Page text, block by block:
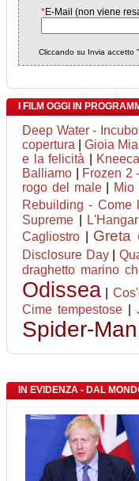
*E-Mail (non viene
Cliccando su Invia accetto "
I FILM OGGI IN
Deep Water -
copertura |Gioia Mia
e la felicità
Balliamo
Frozen 2
rogo del male| Mio
Rebuilding - Come
Supreme
Cagliostro
Greta
Disclosure Day|
draghetto marino
Odissea
Cime tempestose |
Spider-
IN EVIDENZA - DAL